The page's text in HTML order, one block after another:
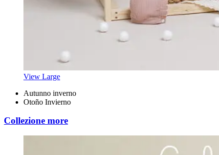
View Large
Autunno inverno
Otoño Invierno
Collezione more